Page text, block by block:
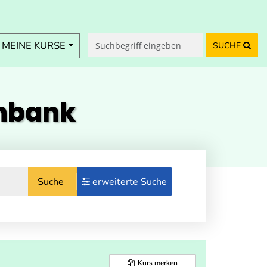
KURSE SUCHE
Suche erweiterte Suche
Kurs merken